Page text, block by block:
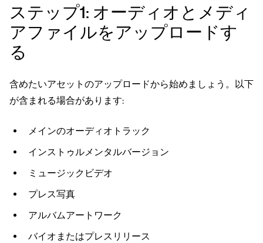
ステップ1: オーディオとメディ
アファイルをアップロードす
る
含めたいアセットのアップロードから始めましょう。以下
が含まれる場合があります:
メインのオーディオトラック
インストゥルメンタルバージョン
ミュージックビデオ
プレス写真
アルバムアートワーク
バイオまたはプレスリリース